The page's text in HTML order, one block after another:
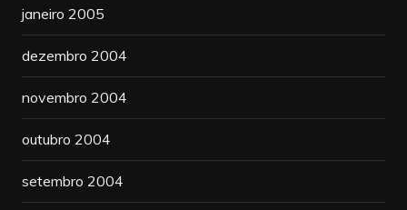
janeiro 2005
dezembro 2004
novembro 2004
outubro 2004
setembro 2004